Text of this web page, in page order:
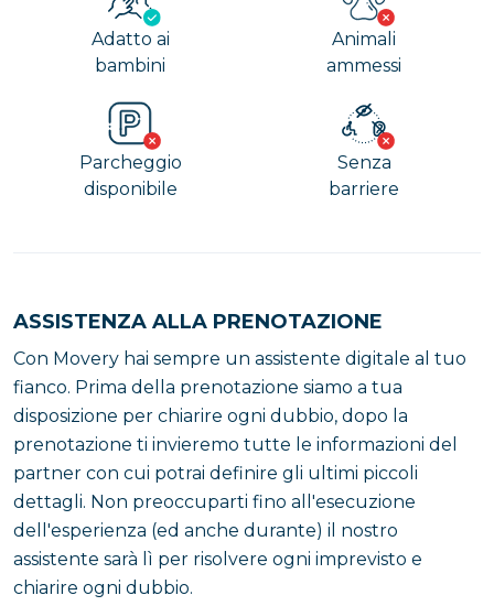
Adatto ai
bambini
Animali
ammessi
Parcheggio
disponibile
Senza
barriere
ASSISTENZA ALLA PRENOTAZIONE
Con Movery hai sempre un assistente digitale al tuo
fianco. Prima della prenotazione siamo a tua
disposizione per chiarire ogni dubbio, dopo la
prenotazione ti invieremo tutte le informazioni del
partner con cui potrai definire gli ultimi piccoli
dettagli. Non preoccuparti fino all'esecuzione
dell'esperienza (ed anche durante) il nostro
assistente sarà lì per risolvere ogni imprevisto e
chiarire ogni dubbio.